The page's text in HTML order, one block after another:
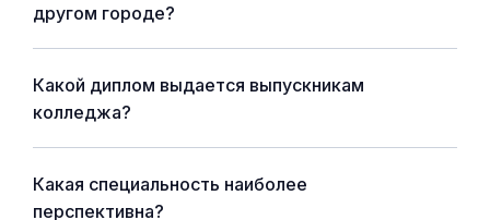
другом городе?
Какой диплом выдается выпускникам
колледжа?
Какая специальность наиболее
перспективна?